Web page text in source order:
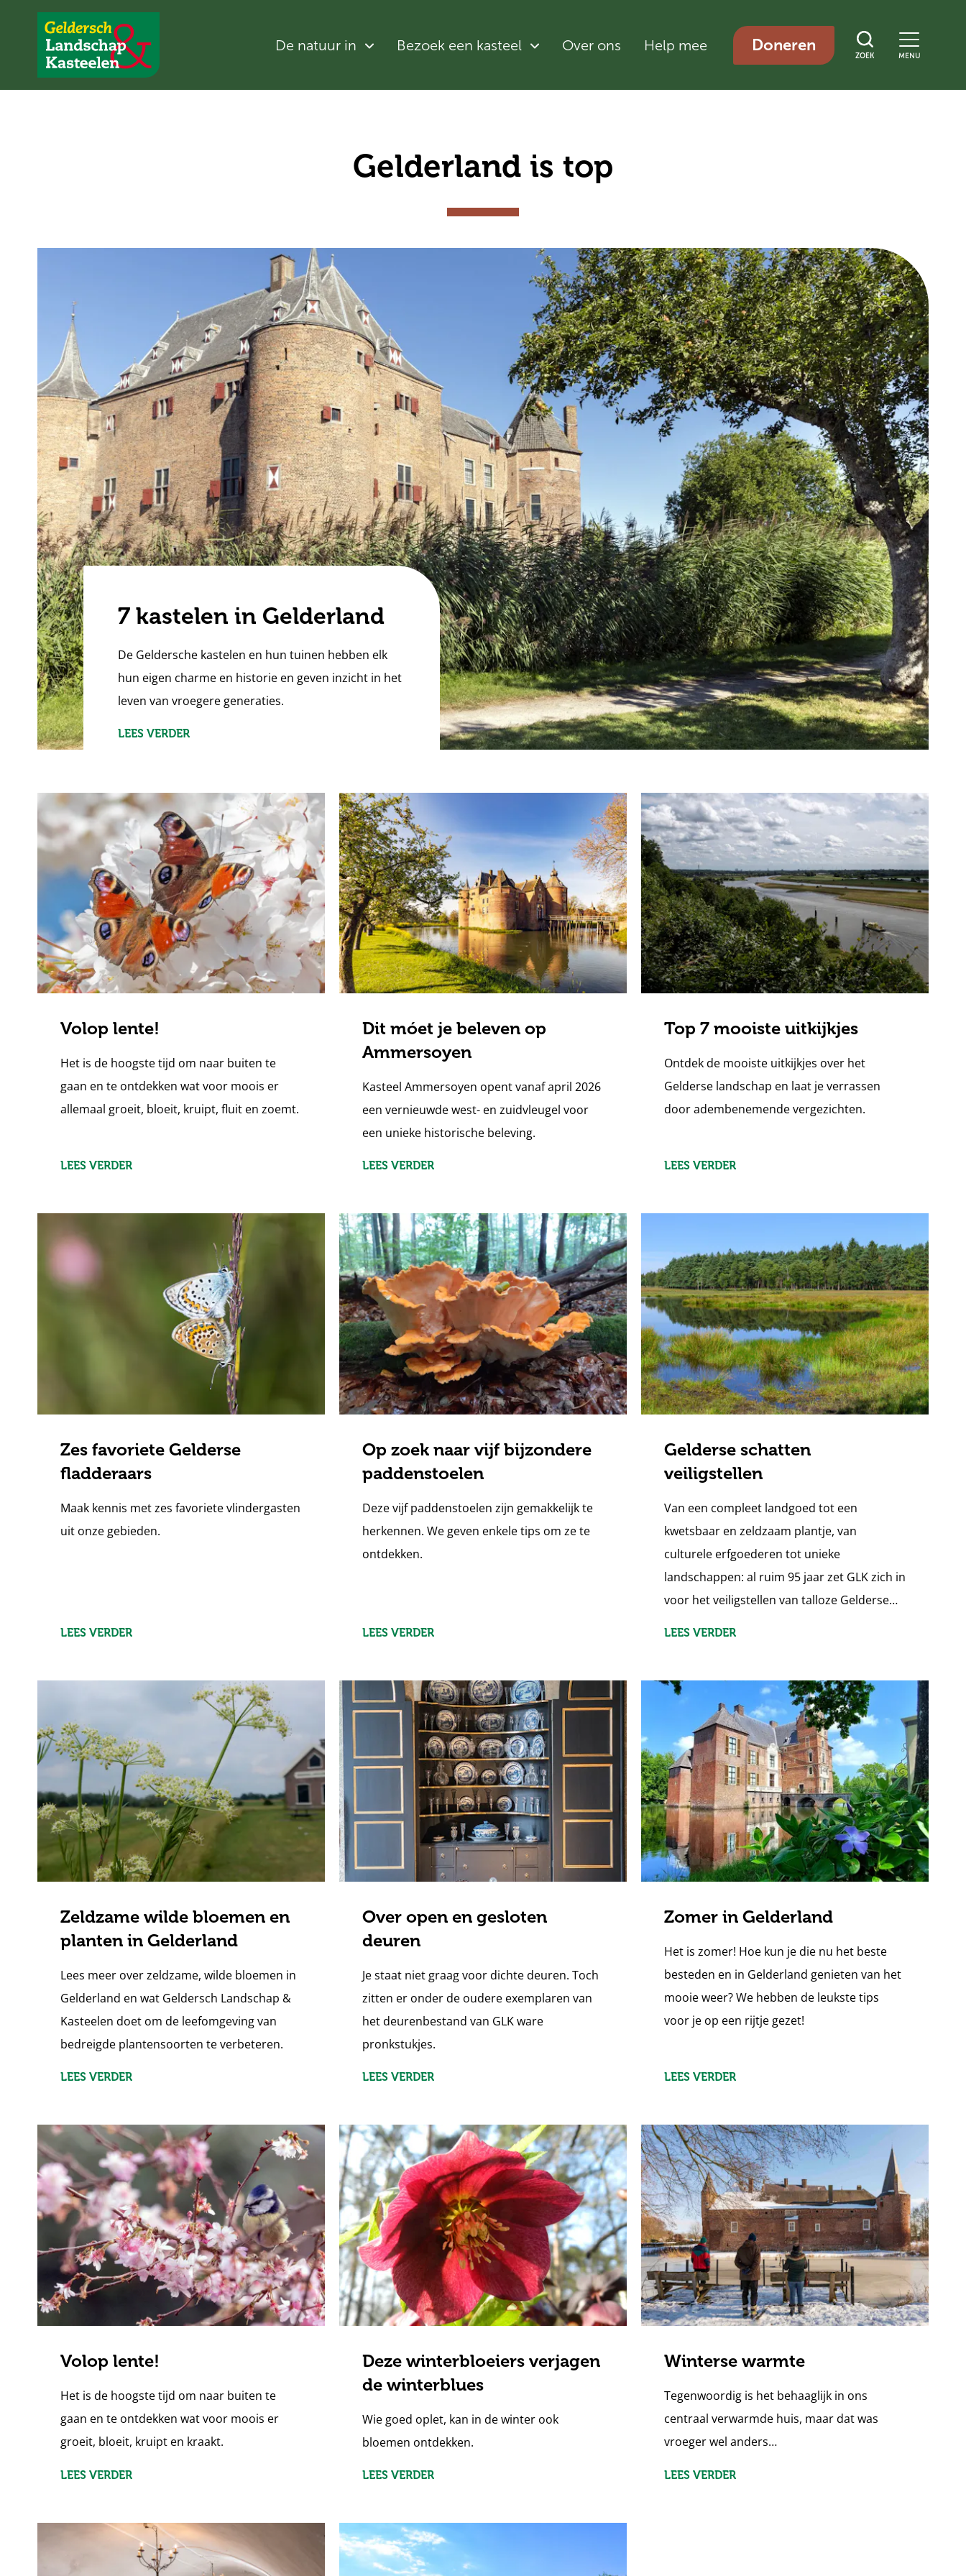
Geldersch
Landschap
en
De natuur in Bezoek een kasteel Over ons Help mee Doneren
ZOEK MENU
Gelderland is top
7 kastelen in Gelderland
De Geldersche kastelen en hun tuinen hebben elk
hun eigen charme en historie en geven inzicht in het
leven van vroegere generaties.
LEES VERDER
Volop lente!
Het is de hoogste tijd om naar buiten te
gaan en te ontdekken wat voor moois er
allemaal groeit, bloeit, kruipt, fluit en zoemt.
LEES VERDER
Dit móet je beleven op
Ammersoyen
Kasteel Ammersoyen opent vanaf april 2026
een vernieuwde west- en zuidvleugel voor
een unieke historische beleving.
LEES VERDER
Top 7 mooiste uitkijkjes
Ontdek de mooiste uitkijkjes over het
Gelderse landschap en laat je verrassen
door adembenemende vergezichten.
LEES VERDER
Zes favoriete Gelderse
fladderaars
Maak kennis met zes favoriete vlindergasten
uit onze gebieden.
LEES VERDER
Op zoek naar vijf bijzondere
paddenstoelen
Deze vijf paddenstoelen zijn gemakkelijk te
herkennen. We geven enkele tips om ze te
ontdekken.
LEES VERDER
Gelderse schatten
veiligstellen
Van een compleet landgoed tot een
kwetsbaar en zeldzaam plantje, van
culturele erfgoederen tot unieke
landschappen: al ruim 95 jaar zet GLK zich in
voor het veiligstellen van talloze Gelderse…
LEES VERDER
Zeldzame wilde bloemen en
planten in Gelderland
Lees meer over zeldzame, wilde bloemen in
Gelderland en wat Geldersch Landschap &
Kasteelen doet om de leefomgeving van
bedreigde plantensoorten te verbeteren.
LEES VERDER
Over open en gesloten
deuren
Je staat niet graag voor dichte deuren. Toch
zitten er onder de oudere exemplaren van
het deurenbestand van GLK ware
pronkstukjes.
LEES VERDER
Zomer in Gelderland
Het is zomer! Hoe kun je die nu het beste
besteden en in Gelderland genieten van het
mooie weer? We hebben de leukste tips
voor je op een rijtje gezet!
LEES VERDER
Volop lente!
Het is de hoogste tijd om naar buiten te
gaan en te ontdekken wat voor moois er
groeit, bloeit, kruipt en kraakt.
LEES VERDER
Deze winterbloeiers verjagen
de winterblues
Wie goed oplet, kan in de winter ook
bloemen ontdekken.
LEES VERDER
Winterse warmte
Tegenwoordig is het behaaglijk in ons
centraal verwarmde huis, maar dat was
vroeger wel anders…
LEES VERDER